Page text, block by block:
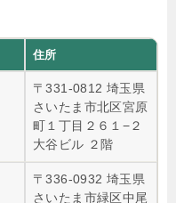
住所
〒331-0812 埼玉県
さいたま市北区宮原
町１丁目２６１−２
大谷ビル ２階
〒336-0932 埼玉県
さいたま市緑区中尾